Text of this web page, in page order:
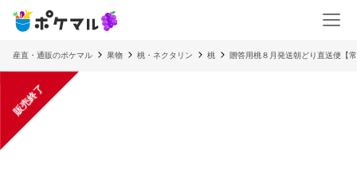
産直・通販のポケマル 果物 桃・ネクタリン 桃 贈答用桃８月発送朝どり直送便【
販売終了